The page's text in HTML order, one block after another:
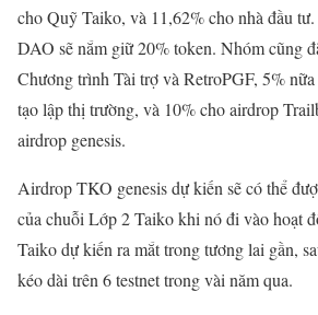
cho Quỹ Taiko, và 11,62% cho nhà đầu
DAO sẽ nắm giữ 20% token. Nhóm cũng
Chương trình Tài trợ và RetroPGF, 5%
tạo lập thị trường, và 10% cho airdrop
airdrop genesis.
Airdrop TKO genesis dự kiến sẽ có thể
của chuỗi Lớp 2 Taiko khi nó đi vào hoạt
Taiko dự kiến ra mắt trong tương lai gần,
kéo dài trên 6 testnet trong vài năm qua.